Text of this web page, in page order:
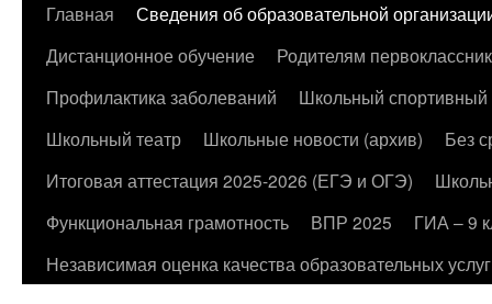
Перейти
содержимому
Главная
Сведения об образовательной
Дистанционное обучение
Родителям
Профилактика заболеваний
Школьный
Школьный театр
Школьные новости (архив)
Без
Итоговая аттестация 2025-2026 (ЕГЭ и ОГЭ)
Функциональная грамотность
ВПР 2025
ГИА – 9
Независимая оценка качества образовательных услуг